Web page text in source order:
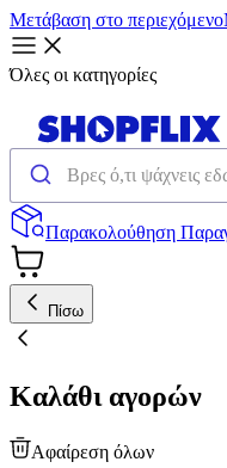
Μετάβαση στο περιεχόμενο
Όλες οι κατηγορίες
Παρακολούθηση
Πίσω
Καλάθι αγορών
Αφαίρεση όλων